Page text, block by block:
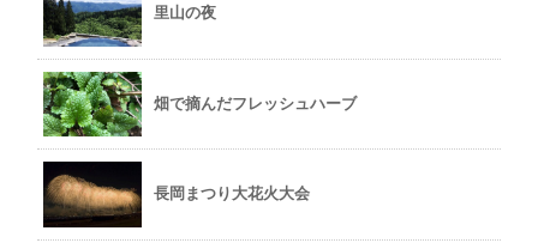
里山の夜
畑で摘んだフレッシュハーブ
長岡まつり大花火大会